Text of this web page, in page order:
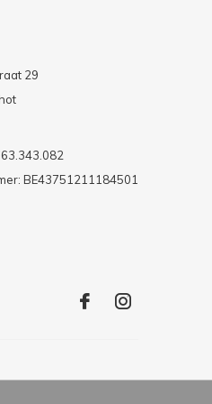
29
BE43751211184501